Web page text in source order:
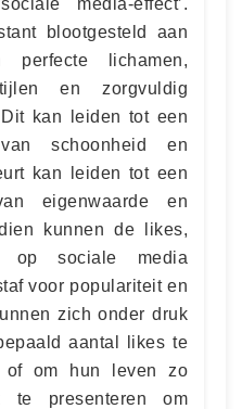
media-effect’.
blootgesteld aan
perfecte lichamen,
en zorgvuldig
kan leiden tot een
schoonheid en
kan leiden tot een
eigenwaarde en
kunnen de likes,
op sociale media
voor populariteit en
zich onder druk
aantal likes te
of om hun leven zo
te presenteren om